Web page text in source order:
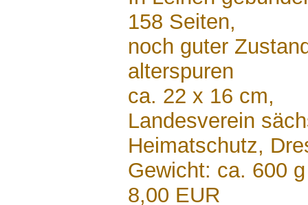
158 Seiten,
noch guter
alterspuren
ca. 22 x 16 cm,
Landesverein
Heimatschutz,
Gewicht: ca. 600 g
8,00 EUR